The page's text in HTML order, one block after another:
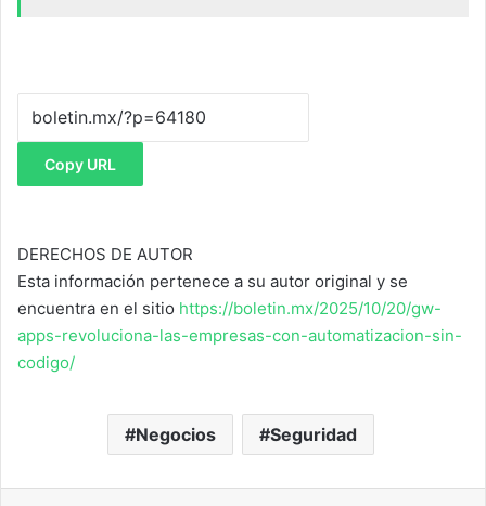
Copy URL
DERECHOS DE AUTOR
Esta información pertenece a su autor original y se
encuentra en el sitio https://boletin.mx/2025/10/20/gw-
apps-revoluciona-las-empresas-con-automatizacion-sin-
codigo/
Negocios Seguridad